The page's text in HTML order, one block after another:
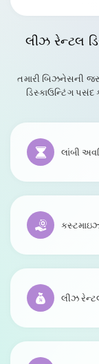
લીઝ રેન્ટલ
તમારી બિઝનેસની
ડિસ્કાઉન્ટિંગ
લાંબી
લીઝ